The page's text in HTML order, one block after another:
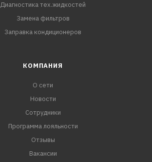
Диагностика тех.жидкостей
Замена фильтров
Заправка кондиционеров
КОМПАНИЯ
О сети
Новости
Сотрудники
Программа лояльности
Отзывы
Вакансии